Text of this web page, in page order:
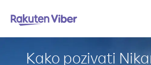
Kako pozivati